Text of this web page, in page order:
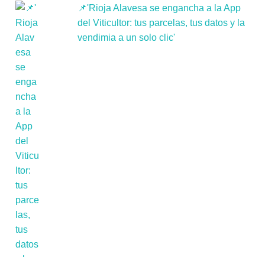
📌'Rioja Alavesa se engancha a la App
del Viticultor: tus parcelas, tus datos y la
vendimia a un solo clic'